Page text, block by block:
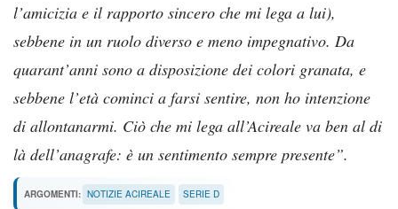
l’amicizia e il rapporto sincero che mi lega a lui),
sebbene in un ruolo diverso e meno impegnativo. Da
quarant’anni sono a disposizione dei colori granata, e
sebbene l’età cominci a farsi sentire, non ho intenzione
di allontanarmi. Ciò che mi lega all’Acireale va ben al di
là dell’anagrafe: è un sentimento sempre presente”.
ARGOMENTI: NOTIZIE ACIREALE SERIE D